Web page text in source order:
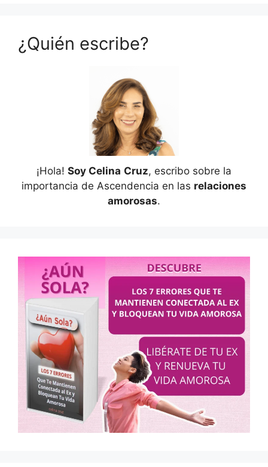
¿Quién escribe?
¡Hola! Soy Celina Cruz, escribo sobre la
importancia de Ascendencia en las relaciones
amorosas.